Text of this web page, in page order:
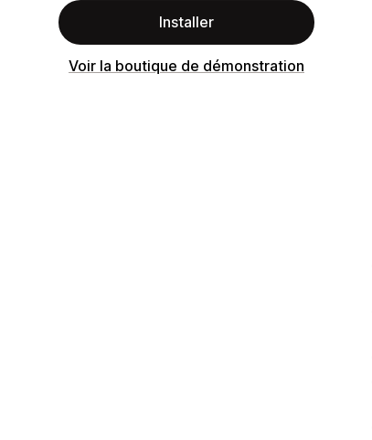
Installer
Voir la boutique de démonstration